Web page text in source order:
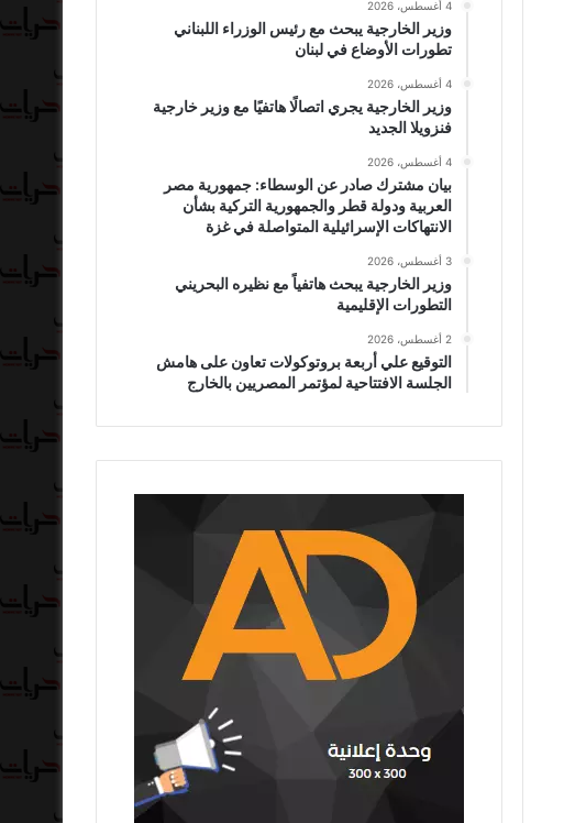
4 أغسطس، 2026
وزير الخارجية يبحث مع رئيس الوزراء اللبناني
تطورات الأوضاع في لبنان
4 أغسطس، 2026
وزير الخارجية يجري اتصالًا هاتفيًا مع وزير خارجية
فنزويلا الجديد
4 أغسطس، 2026
بيان مشترك صادر عن الوسطاء: جمهورية مصر
العربية ودولة قطر والجمهورية التركية بشأن
الانتهاكات الإسرائيلية المتواصلة في غزة
3 أغسطس، 2026
وزير الخارجية يبحث هاتفياً مع نظيره البحريني
التطورات الإقليمية
2 أغسطس، 2026
التوقيع علي أربعة بروتوكولات تعاون على هامش
الجلسة الافتتاحية لمؤتمر المصريين بالخارج